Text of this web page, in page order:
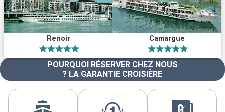
Renoir Camargue
POURQUOI RÉSERVER CHEZ NOUS
? LA GARANTIE CROISIÈRE